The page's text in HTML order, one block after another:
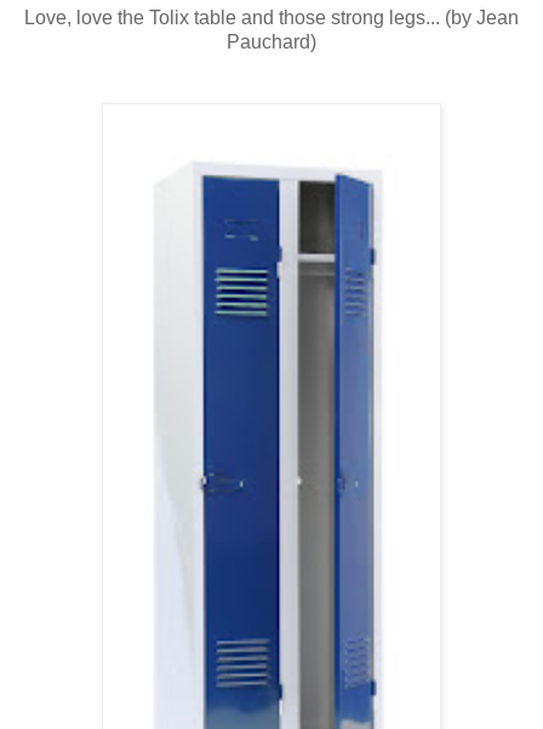
Love, love the Tolix table and those strong legs... (by Jean
Pauchard)